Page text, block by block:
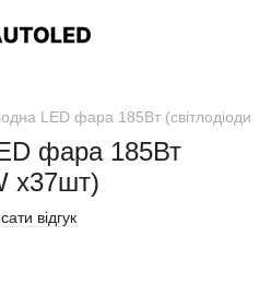
LED фара 185Вт (світлодіоди
фара 185Вт
х37шт)
відгук